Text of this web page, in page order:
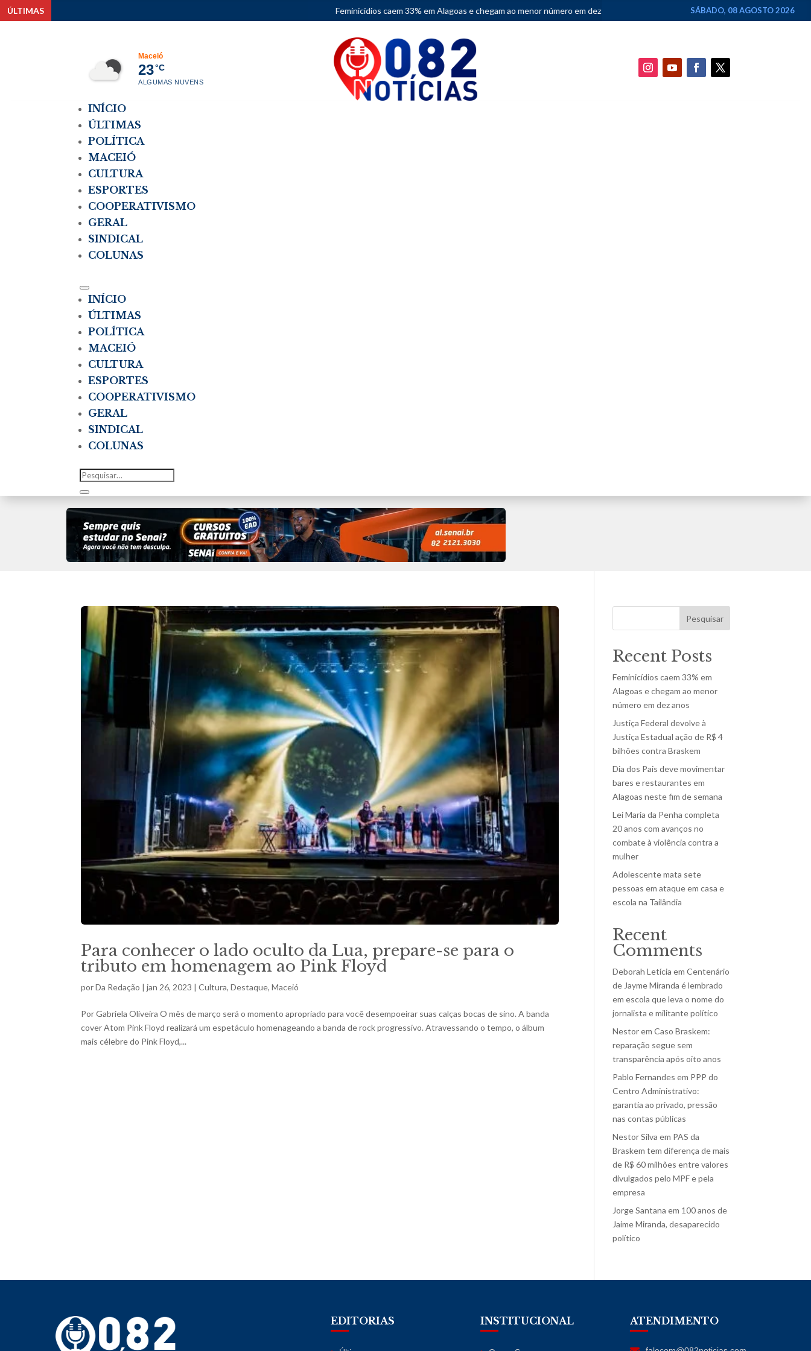
ÚLTIMAS Feminicídios caem 33% em Alagoas e chegam ao menor número em dez anos • Justiça Federal devolve à Justiça Estadual ação de R$ 4
SÁBADO, 08 AGOSTO 2026
Maceió
23°C
ALGUMAS NUVENS
INÍCIO
ÚLTIMAS
POLÍTICA
MACEIÓ
CULTURA
ESPORTES
COOPERATIVISMO
GERAL
SINDICAL
COLUNAS
INÍCIO
ÚLTIMAS
POLÍTICA
MACEIÓ
CULTURA
ESPORTES
COOPERATIVISMO
GERAL
SINDICAL
COLUNAS
Para conhecer o lado oculto da Lua, prepare-se para o
tributo em homenagem ao Pink Floyd
porDa Redação |jan 26, 2023 |Cultura,Destaque,Maceió
Por Gabriela Oliveira O mês de março será o momento apropriado para você desempoeirar suas calças bocas de sino. A banda
cover Atom Pink Floyd realizará um espetáculo homenageando a banda de rock progressivo. Atravessando o tempo, o álbum
mais célebre do Pink Floyd,...
Pesquisar
Recent Posts
Feminicídios caem 33% em
Alagoas e chegam ao menor
número em dez anos
Justiça Federal devolve à
Justiça Estadual ação de R$ 4
bilhões contra Braskem
Dia dos Pais deve movimentar
bares e restaurantes em
Alagoas neste fim de semana
Lei Maria da Penha completa
20 anos com avanços no
combate à violência contra a
mulher
Adolescente mata sete
pessoas em ataque em casa e
escola na Tailândia
Recent
Comments
Deborah Letícia emCentenário
de Jayme Miranda é lembrado
em escola que leva o nome do
jornalista e militante político
NestoremCaso Braskem:
reparação segue sem
transparência após oito anos
Pablo Fernandes em PPP do
Centro Administrativo:
garantia ao privado, pressão
nas contas públicas
Nestor Silva em PAS da
Braskem tem diferença de mais
de R$ 60 milhões entre valores
divulgados pelo MPF e pela
empresa
Jorge Santana em 100 anos de
Jaime Miranda, desaparecido
político
EDITORIAS INSTITUCIONAL ATENDIMENTO